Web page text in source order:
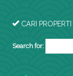
CARI
Search for: